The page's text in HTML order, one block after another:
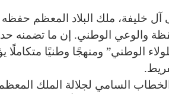
ملك البلاد المعظم حفظه
والوعي الوطني. إن ما تضمنه
ومنهجًا وطنيًا متكاملًا
السامي لجلالة الملك